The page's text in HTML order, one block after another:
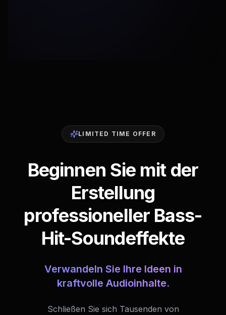
LIMITED TIME OFFER
Beginnen Sie mit der
Erstellung
professioneller Bass-
Hit-Soundeffekte
Verwandeln Sie Ihre Ideen in
kraftvolle Audioinhalte.
Schließen Sie sich Tausenden von